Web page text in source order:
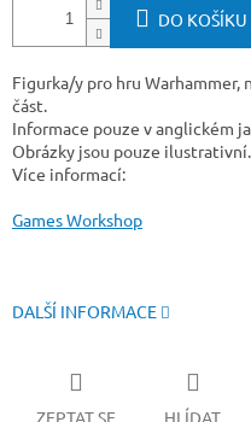
DO KOŠÍKU
Figurka/y pro hru Warhammer,
část.
Informace pouze v anglickém
Obrázky jsou pouze ilustrativní.
Více informací:
Games Workshop
DALŠÍ INFORMACE
ZEPTAT SE HLÍDAT